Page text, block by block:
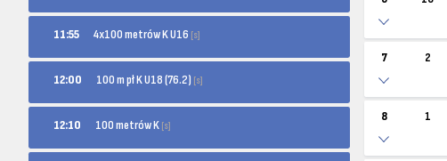
11:55 4x100 metrów K U16 [s]
12:00 100 m pł K U18 (76.2) [s]
12:10 100 metrów K [s]
7 2
8 1